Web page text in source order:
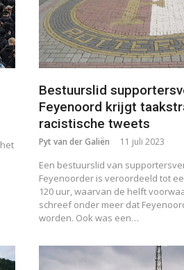
Bestuurslid
Feyenoord krijgt
racistische tweets
Pyt van der Galiën 11 juli 2023
Een bestuurslid van
Feyenoorder is veroordeeld tot
120 uur, waarvan de helft
schreef onder meer dat
worden. Ook was een…